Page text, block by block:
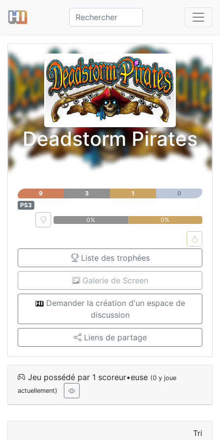
Deadstorm Pirates
9 3 1
0
PS3
0%
0%
Liste des trophées
Galerie de Screen
Demander la création d'un espace de
discussion
Liens de partage
Jeu possédé par 1 scoreur•euse (0 y joue
actuellement)
Tri